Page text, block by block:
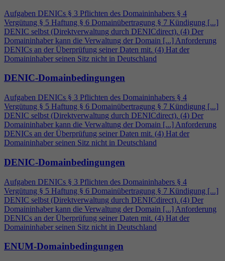
Aufgaben DENICs § 3 Pflichten des Domaininhabers § 4
Vergütung § 5 Haftung § 6 Domainübertragung § 7 Kündigung [...]
DENIC selbst (Direktverwaltung durch DENICdirect). (4) Der
Domaininhaber kann die Verwaltung der Domain [...] Anforderung
DENICs an der Überprüfung seiner Daten mit. (4) Hat der
Domaininhaber seinen Sitz nicht in Deutschland
DENIC-Domainbedingungen
Aufgaben DENICs § 3 Pflichten des Domaininhabers § 4
Vergütung § 5 Haftung § 6 Domainübertragung § 7 Kündigung [...]
DENIC selbst (Direktverwaltung durch DENICdirect). (4) Der
Domaininhaber kann die Verwaltung der Domain [...] Anforderung
DENICs an der Überprüfung seiner Daten mit. (4) Hat der
Domaininhaber seinen Sitz nicht in Deutschland
DENIC-Domainbedingungen
Aufgaben DENICs § 3 Pflichten des Domaininhabers § 4
Vergütung § 5 Haftung § 6 Domainübertragung § 7 Kündigung [...]
DENIC selbst (Direktverwaltung durch DENICdirect). (4) Der
Domaininhaber kann die Verwaltung der Domain [...] Anforderung
DENICs an der Überprüfung seiner Daten mit. (4) Hat der
Domaininhaber seinen Sitz nicht in Deutschland
ENUM-Domainbedingungen